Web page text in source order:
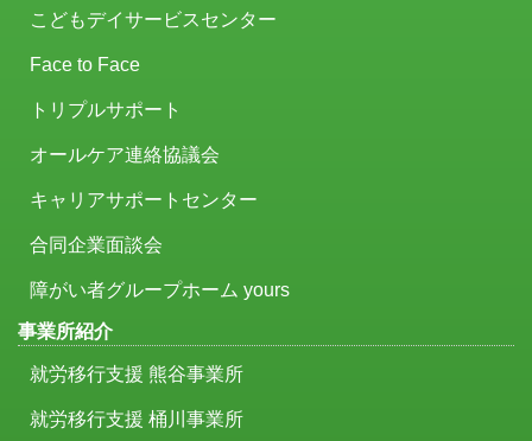
こどもデイサービスセンター
Face to Face
トリプルサポート
オールケア連絡協議会
キャリアサポートセンター
合同企業面談会
障がい者グループホーム yours
事業所紹介
就労移行支援 熊谷事業所
就労移行支援 桶川事業所